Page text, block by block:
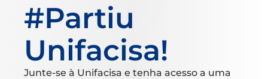
#Partiu
Unifacisa!
Junte-se à Unifacisa e tenha acesso a uma